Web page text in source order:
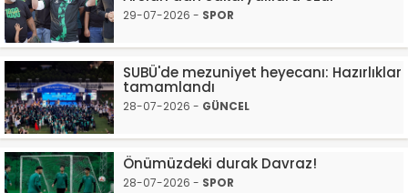
29-07-2026 - SPOR
SUBÜ'de mezuniyet heyecanı: Hazırlıklar
tamamlandı
28-07-2026 - GÜNCEL
Önümüzdeki durak Davraz!
28-07-2026 - SPOR